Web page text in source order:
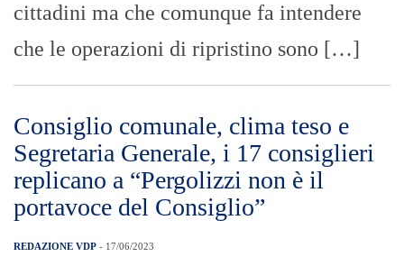
cittadini ma che comunque fa intendere
che le operazioni di ripristino sono […]
Consiglio comunale, clima teso e
Segretaria Generale, i 17 consiglieri
replicano a “Pergolizzi non è il
portavoce del Consiglio”
REDAZIONE VDP - 17/06/2023